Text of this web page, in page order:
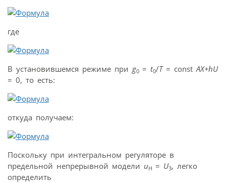
где
В установившемся режиме при g0 = t0/T = constAX+hU
= 0, то есть:
откуда получаем:
Поскольку при интегральном регуляторе в
предельной непрерывной модели uH = U3, легко
определить